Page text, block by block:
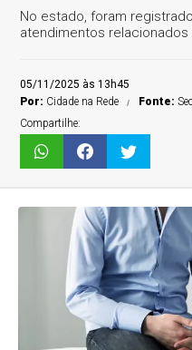
No estado, foram
atendimentos
05/11/2025 às 13h45
Por: Cidade na Rede Fonte:
Compartilhe: